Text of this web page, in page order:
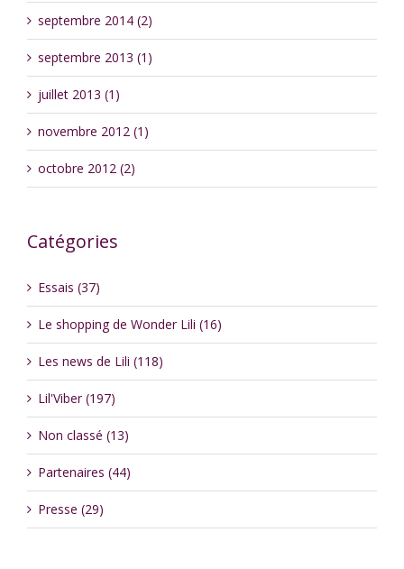
septembre 2014 (2)
septembre 2013 (1)
juillet 2013 (1)
novembre 2012 (1)
octobre 2012 (2)
Catégories
Essais (37)
Le shopping de Wonder Lili (16)
Les news de Lili (118)
Lil'Viber (197)
Non classé (13)
Partenaires (44)
Presse (29)